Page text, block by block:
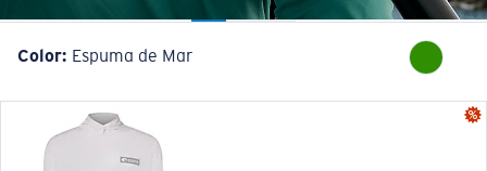
Color: Espuma de Mar